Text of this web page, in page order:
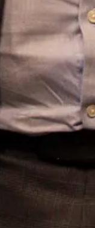
como agente de